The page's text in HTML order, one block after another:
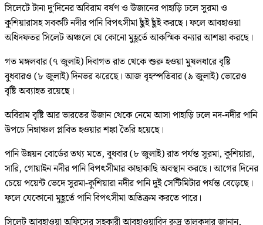
সিলেটে টানা দু‘দিনের অবিরাম বর্ষণ ও উজানের পাহাড়ি ঢলে সুরমা ও
কুশিয়ারাসহ সবকটি নদীর পানি বিপৎসীমা ছুঁই ছুঁই করছে। ফলে আবহাওয়া
অধিদফতর সিলেট অঞ্চলে যে কোনো মুহূর্তে আকস্মিক বন্যার আশঙ্কা করছে।
গত মঙ্গলবার (৭ জুলাই) দিবাগত রাত থেকে শুরু হওয়া মুষলধারে বৃষ্টি
বুধবারও (৮ জুলাই) দিনভর ঝরেছে। আজ বৃহস্পতিবার (৯ জুলাই) ভোরেও
বৃষ্টি অব্যাহত রয়েছে।
অবিরাম বৃষ্টি আর ভারতের উজান থেকে নেমে আসা পাহাড়ি ঢলে নদ-নদীর পানি
উপচে নিম্নাঞ্চল প্লাবিত হওয়ার শঙ্কা তৈরি হয়েছে।
পানি উন্নয়ন বোর্ডের তথ্য মতে, বুধবার (৮ জুলাই) রাত পর্যন্ত সুরমা, কুশিয়ারা,
সারি, গোয়াইন নদীর পানি বিপৎসীমার কাছাকাছি অবস্থান করছে। আগের দিনের
চেয়ে পয়েন্ট ভেদে সুরমা-কুশিয়ারা নদীর পানি দুই সেন্টিমিটার পর্যন্ত বেড়েছে।
ফলে যেকোনো মুহূর্তে পানি বিপৎসীমা অতিক্রম করতে পারে।